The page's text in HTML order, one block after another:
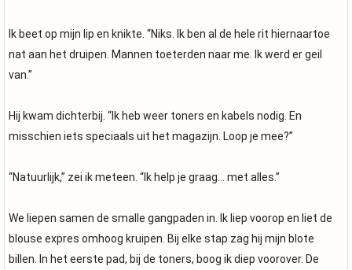
Ik beet op mijn lip en knikte. “Niks. Ik ben al de hele rit hiernaartoe
nat aan het druipen. Mannen toeterden naar me. Ik werd er geil
van.”
Hij kwam dichterbij. “Ik heb weer toners en kabels nodig. En
misschien iets speciaals uit het magazijn. Loop je mee?”
“Natuurlijk,” zei ik meteen. “Ik help je graag… met alles.”
We liepen samen de smalle gangpaden in. Ik liep voorop en liet de
blouse expres omhoog kruipen. Bij elke stap zag hij mijn blote
billen. In het eerste pad, bij de toners, boog ik diep voorover. De